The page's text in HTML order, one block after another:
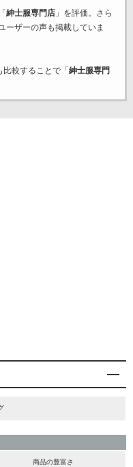
紳士服専門店」を評価。さら
ーザーの声も掲載していま
較することで「 紳士服専門
商品の豊富さ